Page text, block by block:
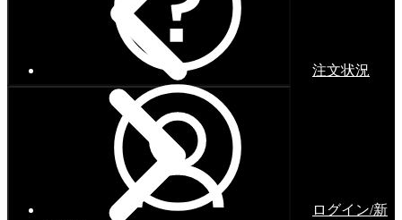
注文状況
ログイン/新